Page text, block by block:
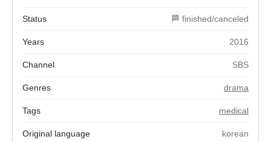
Status 🏁 finished/canceled
Years 2016
Channel SBS
Genres drama
Tags medical
Original language korean